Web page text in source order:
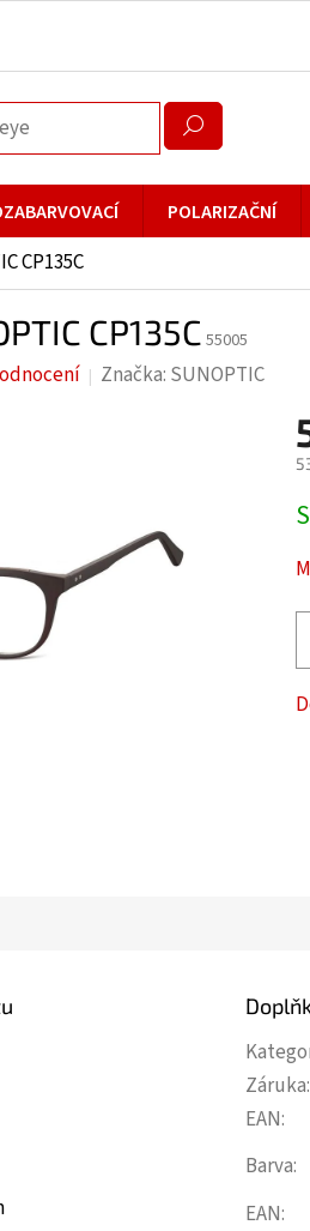
POLARIZAČNÍ
CP135C
CP135C 55005
Značka: SUNOPTIC
Záruka:
EAN:
Barva:
EAN: